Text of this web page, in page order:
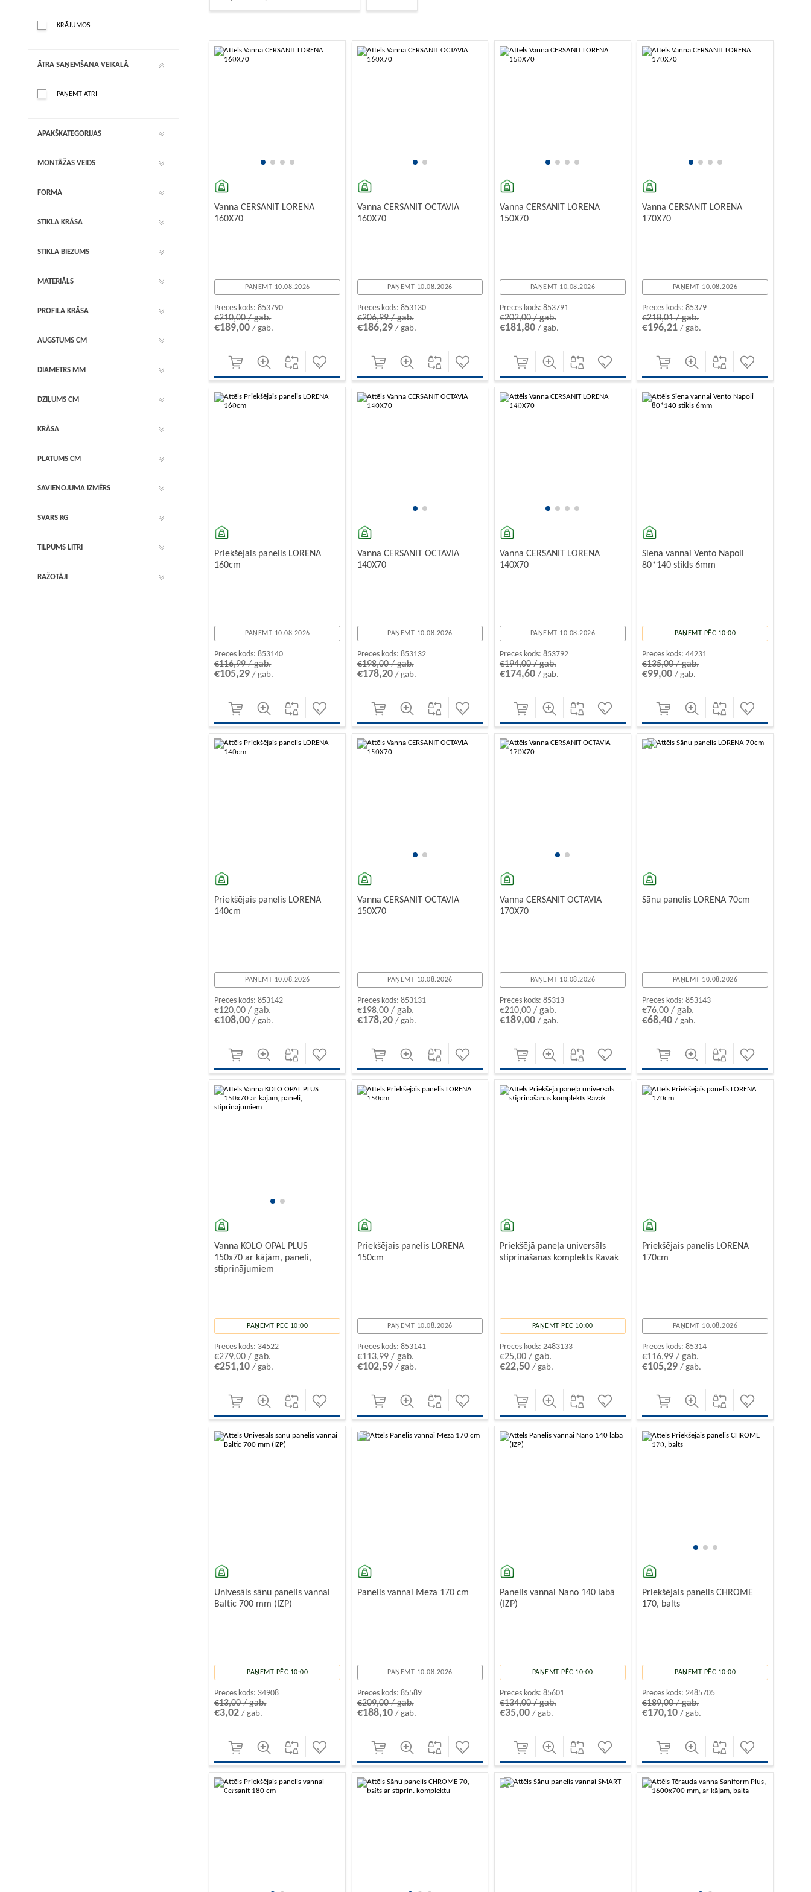
Akrila vannas ar hidromasāžu – SPA relaksācija mājās.
Akrila vannas –
-10%
Vanna CERSANIT LORENA
160X70
PAŅEMT 10.08.2026
Preces kods: 853790
€210,00 / gab.
€189,00/ gab.
-10%
Vanna CERSANIT OCTAVIA
160X70
PAŅEMT 10.08.2026
Preces kods: 853130
€206,99 / gab.
€186,29 / gab.
-10%
Vanna CERSANIT LORENA
150X70
PAŅEMT 10.08.2026
Preces kods: 853791
€202,00 / gab.
€181,80 / gab.
-10%
Vanna CERSANIT LORENA
170X70
PAŅEMT 10.08.2026
Preces kods: 85379
€218,01 / gab.
€196,21/ gab.
-10%
Priekšējais panelis LORENA
160cm
PAŅEMT 10.08.2026
Preces kods: 853140
€116,99 / gab.
€105,29/ gab.
-10%
Vanna CERSANIT OCTAVIA
140X70
PAŅEMT 10.08.2026
Preces kods: 853132
€198,00 / gab.
€178,20 / gab.
-10%
Vanna CERSANIT LORENA
140X70
PAŅEMT 10.08.2026
Preces kods: 853792
€194,00 / gab.
€174,60 / gab.
Siena vannai Vento Napoli
80*140 stikls 6mm
PAŅEMT PĒC 10:00
Preces kods: 44231
€135,00 / gab.
€99,00/ gab.
-10%
Priekšējais panelis LORENA
140cm
PAŅEMT 10.08.2026
Preces kods: 853142
€120,00 / gab.
€108,00/ gab.
-10%
Vanna CERSANIT OCTAVIA
150X70
PAŅEMT 10.08.2026
Preces kods: 853131
€198,00 / gab.
€178,20 / gab.
-10%
Vanna CERSANIT OCTAVIA
170X70
PAŅEMT 10.08.2026
Preces kods: 85313
€210,00 / gab.
€189,00 / gab.
Sānu panelis LORENA 70cm
PAŅEMT 10.08.2026
Preces kods: 853143
€76,00 / gab.
€68,40/ gab.
-10%
Vanna KOLO OPAL PLUS
150x70 ar kājām, paneli,
stiprinājumiem
PAŅEMT PĒC 10:00
Preces kods: 34522
€279,00 / gab.
€251,10/ gab.
-10%
Priekšējais panelis LORENA
150cm
PAŅEMT 10.08.2026
Preces kods: 853141
€113,99 / gab.
€102,59 / gab.
-10%
Priekšējā paneļa universāls
stiprināšanas komplekts Ravak
PAŅEMT PĒC 10:00
Preces kods: 2483133
€25,00 / gab.
€22,50 / gab.
-10%
Priekšējais panelis LORENA
170cm
PAŅEMT 10.08.2026
Preces kods: 85314
€116,99 / gab.
€105,29/ gab.
Univesāls sānu panelis vannai
Baltic 700 mm (IZP)
PAŅEMT PĒC 10:00
Preces kods: 34908
€13,00 / gab.
€3,02/ gab.
Panelis vannai Meza 170 cm
PAŅEMT 10.08.2026
Preces kods: 85589
€209,00 / gab.
€188,10 / gab.
Panelis vannai Nano 140 labā
(IZP)
PAŅEMT PĒC 10:00
Preces kods: 85601
€134,00 / gab.
€35,00 / gab.
-10%
Priekšējais panelis CHROME
170, balts
PAŅEMT PĒC 10:00
Preces kods: 2485705
€189,00 / gab.
€170,10/ gab.
-10% -10%
KRĀJUMOS
ĀTRA SAŅEMŠANA VEIKALĀ
PAŅEMT ĀTRI
APAKŠKATEGORIJAS
MONTĀŽAS VEIDS
FORMA
STIKLA KRĀSA
STIKLA BIEZUMS
MATERIĀLS
PROFILA KRĀSA
AUGSTUMS CM
DIAMETRS MM
DZIĻUMS CM
KRĀSA
PLATUMS CM
SAVIENOJUMA IZMĒRS
SVARS KG
TILPUMS LITRI
RAŽOTĀJI